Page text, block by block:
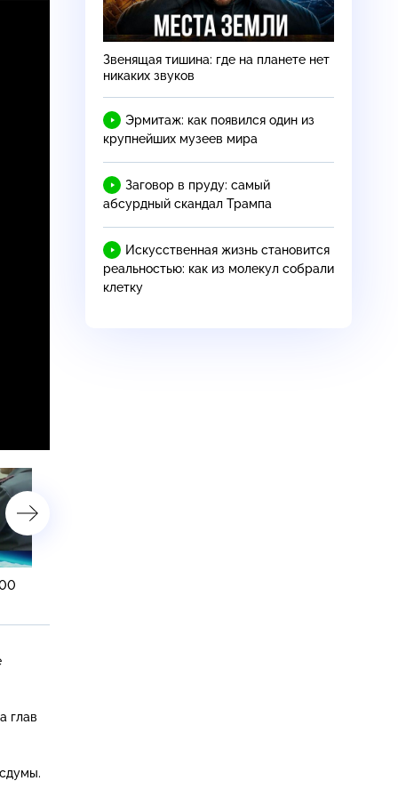
глав
Звенящая тишина: где на планете нет
никаких звуков
Эрмитаж: как появился один из
крупнейших музеев мира
Заговор в пруду: самый
абсурдный скандал Трампа
Искусственная жизнь становится
реальностью: как из молекул собрали
клетку